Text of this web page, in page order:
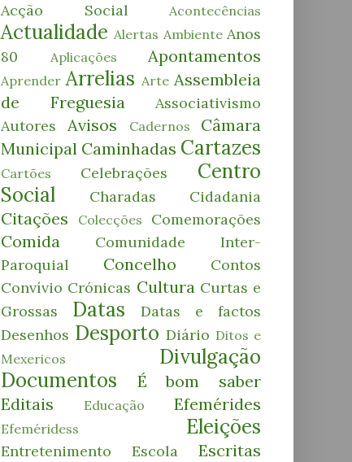
Acção Social Acontecências
Actualidade Alertas Ambiente Anos
80
Aplicações Apontamentos
Aprender Arrelias Arte Assembleia
de Freguesia
Associativismo
Autores
Avisos Cadernos
Câmara
Municipal Caminhadas Cartazes
Cartões Celebrações
Centro
Social
Charadas Cidadania
Citações Colecções Comemorações
Comida
Comunidade Inter-
Paroquial
Concelho
Contos
Convívio Crónicas Cultura Curtas e
Grossas
Datas
Datas e factos
Desenhos Desporto Diário Ditos e
Mexericos
Divulgação
Documentos
É bom saber
Editais
Educação Efemérides
Efeméridess Eleições
Entretenimento Escola Escritas